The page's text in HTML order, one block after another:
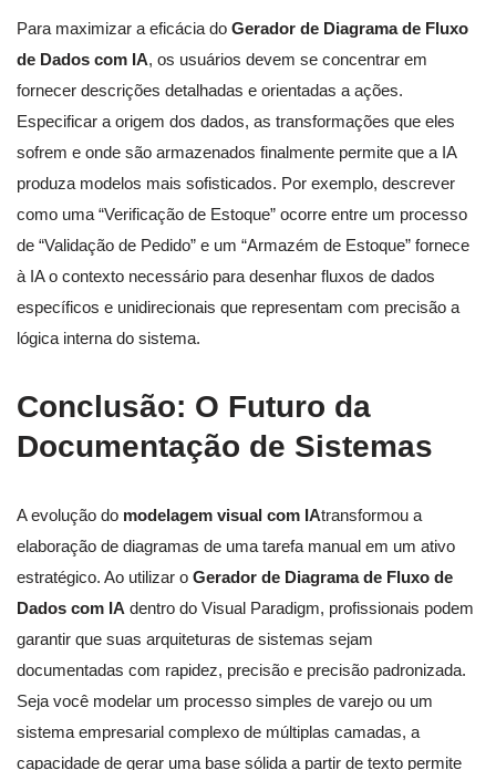
Para maximizar a eficácia do Gerador de Diagrama de Fluxo
de Dados com IA, os usuários devem se concentrar em
fornecer descrições detalhadas e orientadas a ações.
Especificar a origem dos dados, as transformações que eles
sofrem e onde são armazenados finalmente permite que a IA
produza modelos mais sofisticados. Por exemplo, descrever
como uma “Verificação de Estoque” ocorre entre um processo
de “Validação de Pedido” e um “Armazém de Estoque” fornece
à IA o contexto necessário para desenhar fluxos de dados
específicos e unidirecionais que representam com precisão a
lógica interna do sistema.
Conclusão: O Futuro da
Documentação de Sistemas
A evolução do modelagem visual com IAtransformou a
elaboração de diagramas de uma tarefa manual em um ativo
estratégico. Ao utilizar o Gerador de Diagrama de Fluxo de
Dados com IA dentro do Visual Paradigm, profissionais podem
garantir que suas arquiteturas de sistemas sejam
documentadas com rapidez, precisão e precisão padronizada.
Seja você modelar um processo simples de varejo ou um
sistema empresarial complexo de múltiplas camadas, a
capacidade de gerar uma base sólida a partir de texto permite